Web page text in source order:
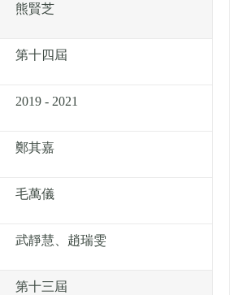
熊賢芝
第十四屆
2019 - 2021
鄭其嘉
毛萬儀
武靜慧、趙瑞雯
第十三屆